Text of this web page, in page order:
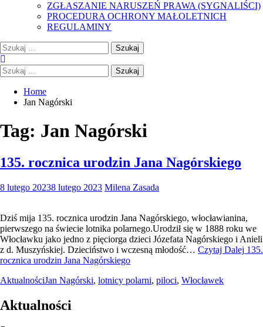
ZGŁASZANIE NARUSZEŃ PRAWA (SYGNALIŚCI)
PROCEDURA OCHRONY MAŁOLETNICH
REGULAMINY
Szukaj:
Szukaj:
Home
Jan Nagórski
Tag: Jan Nagórski
135. rocznica urodzin Jana Nagórskiego
8 lutego 20238 lutego 2023 Milena Zasada
Dziś mija 135. rocznica urodzin Jana Nagórskiego, włocławianina,
pierwszego na świecie lotnika polarnego.Urodził się w 1888 roku we
Włocławku jako jedno z pięciorga dzieci Józefata Nagórskiego i Anieli
z d. Muszyńskiej. Dzieciństwo i wczesną młodość… Czytaj Dalej 135.
rocznica urodzin Jana Nagórskiego
AktualnościJan Nagórski, lotnicy polarni, piloci, Włocławek
Aktualności